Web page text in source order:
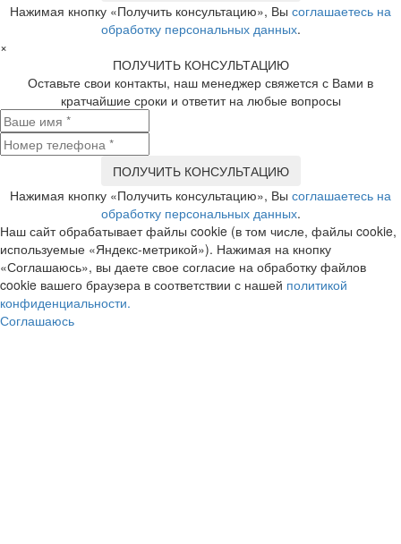
Нажимая кнопку «Получить консультацию», Вы соглашаетесь на
обработку персональных данных.
×
ПОЛУЧИТЬ КОНСУЛЬТАЦИЮ
Оставьте свои контакты, наш менеджер свяжется с Вами в
кратчайшие сроки и ответит на любые вопросы
Нажимая кнопку «Получить консультацию», Вы соглашаетесь на
обработку персональных данных.
Наш сайт обрабатывает файлы cookie (в том числе, файлы cookie,
используемые «Яндекс-метрикой»). Нажимая на кнопку
«Соглашаюсь», вы даете свое согласие на обработку файлов
cookie вашего браузера в соответствии с нашей политикой
конфиденциальности.
Соглашаюсь